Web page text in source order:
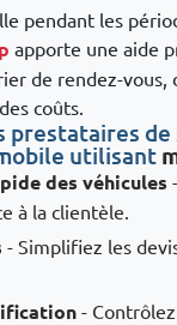
pendant les
apporte une aide
de rendez-vous,
coûts.
prestataires de
utilisant
des véhicules
à la clientèle.
- Simplifiez les
-